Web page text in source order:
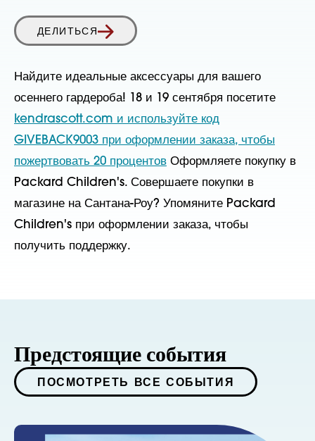
ДЕЛИТЬСЯ
Найдите идеальные аксессуары для вашего
осеннего гардероба! 18 и 19 сентября посетите
kendrascott.com и используйте код
GIVEBACK9003 при оформлении заказа, чтобы
пожертвовать 20 процентов Оформляете покупку в
Packard Children's. Совершаете покупки в
магазине на Сантана-Роу? Упомяните Packard
Children's при оформлении заказа, чтобы
получить поддержку.
Предстоящие события
ПОСМОТРЕТЬ ВСЕ СОБЫТИЯ